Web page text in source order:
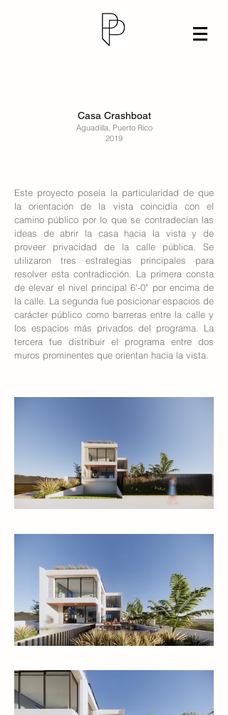
Casa Crashboat
Aguadilla, Puerto Rico
2019
Este proyecto poseía la particularidad de que
la orientación de la vista coincidia con el
camino público por lo que se contradecían las
ideas de abrir la casa hacia la vista y de
proveer privacidad de la calle pública. Se
utilizaron tres estrategias principales para
resolver esta contradicción. La primera consta
de elevar el nivel principal 6'-0" por encima de
la calle. La segunda fue posicionar espacios de
carácter público como barreras entre la calle y
los espacios más privados del programa. La
tercera fue distribuir el programa entre dos
muros prominentes que orientan hacia la vista.